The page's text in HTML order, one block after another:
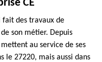
CE
fait des travaux de
son métier. Depuis
au service de ses
le 27220, mais aussi dans